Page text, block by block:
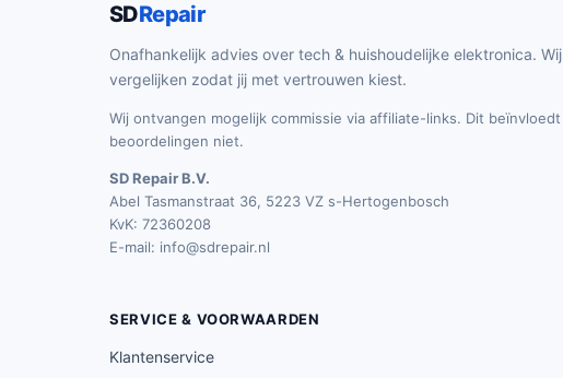
SDRepair
Onafhankelijk advies over tech & huishoudelijke elektronica.
vergelijken zodat jij met vertrouwen kiest.
Wij ontvangen mogelijk commissie via affiliate-links. Dit
beoordelingen niet.
SD Repair B.V.
Abel Tasmanstraat 36, 5223 VZ s-Hertogenbosch
KvK: 72360208
E-mail: info@sdrepair.nl
SERVICE & VOORWAARDEN
Klantenservice